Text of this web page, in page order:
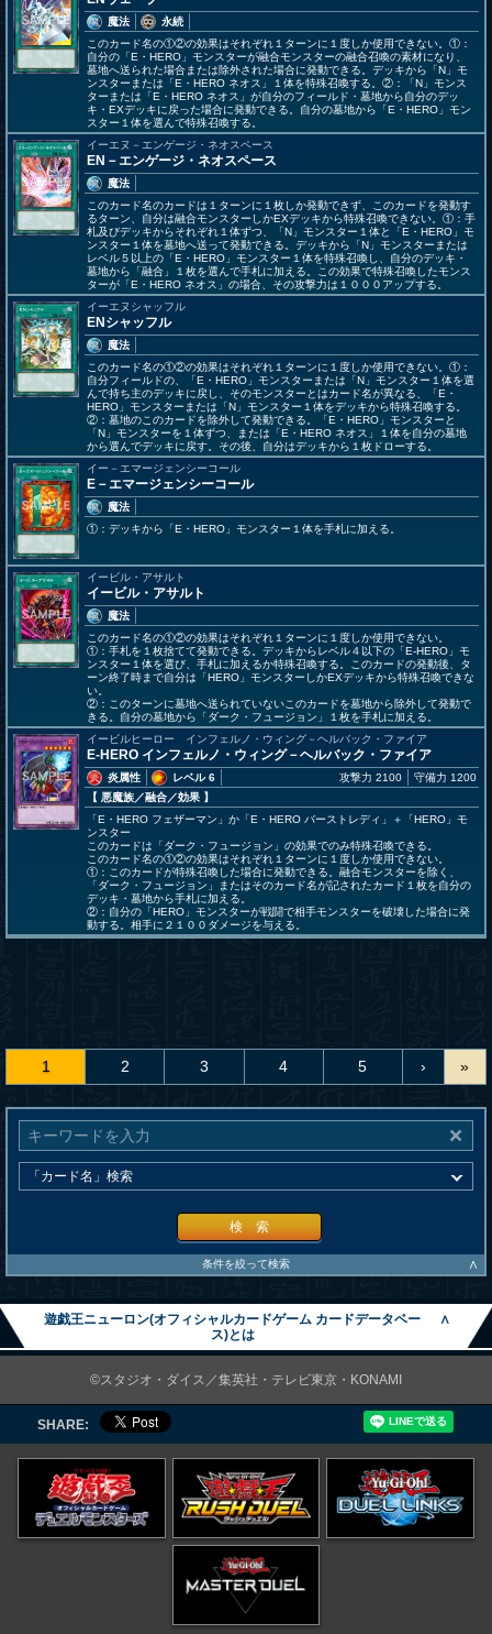
魔法
永続
このカード名の①②の効果はそれぞれ１ターンに１度しか使用できない。①：
自分の「E・HERO」モンスターが融合モンスターの融合召喚の素材になり、
墓地へ送られた場合または除外された場合に発動できる。デッキから「N」モ
ンスターまたは「E・HERO ネオス」１体を特殊召喚する。②：「N」モンス
ターまたは「E・HERO ネオス」が自分のフィールド・墓地から自分のデッ
キ・EXデッキに戻った場合に発動できる。自分の墓地から「E・HERO」モン
スター１体を選んで特殊召喚する。
イーエヌ－エンゲージ・ネオスペース
EN－エンゲージ・ネオスペース
魔法
このカード名のカードは１ターンに１枚しか発動できず、このカードを発動す
るターン、自分は融合モンスターしかEXデッキから特殊召喚できない。①：手
札及びデッキからそれぞれ１体ずつ、「N」モンスター１体と「E・HERO」モ
ンスター１体を墓地へ送って発動できる。デッキから「N」モンスターまたは
レベル５以上の「E・HERO」モンスター１体を特殊召喚し、自分のデッキ・
墓地から「融合」１枚を選んで手札に加える。この効果で特殊召喚したモンス
ターが「E・HERO ネオス」の場合、その攻撃力は１０００アップする。
イーエヌシャッフル
ENシャッフル
魔法
このカード名の①②の効果はそれぞれ１ターンに１度しか使用できない。①：
自分フィールドの、「E・HERO」モンスターまたは「N」モンスター１体を選
んで持ち主のデッキに戻し、そのモンスターとはカード名が異なる、「E・
HERO」モンスターまたは「N」モンスター１体をデッキから特殊召喚する。
②：墓地のこのカードを除外して発動できる。「E・HERO」モンスターと
「N」モンスターを１体ずつ、または「E・HERO ネオス」１体を自分の墓地
から選んでデッキに戻す。その後、自分はデッキから１枚ドローする。
イー－エマージェンシーコール
E－エマージェンシーコール
魔法
①：デッキから「E・HERO」モンスター１体を手札に加える。
イービル・アサルト
イービル・アサルト
魔法
このカード名の①②の効果はそれぞれ１ターンに１度しか使用できない。
①：手札を１枚捨てて発動できる。デッキからレベル４以下の「E-HERO」モ
ンスター１体を選び、手札に加えるか特殊召喚する。このカードの発動後、タ
ーン終了時まで自分は「HERO」モンスターしかEXデッキから特殊召喚できな
い。
②：このターンに墓地へ送られていないこのカードを墓地から除外して発動で
きる。自分の墓地から「ダーク・フュージョン」１枚を手札に加える。
イービルヒーロー インフェルノ・ウィング－ヘルバック・ファイア
E-HERO インフェルノ・ウィング－ヘルバック・ファイア
炎属性
レベル 6
【 悪魔族／融合／効果 】
攻撃力 2100 守備力 1200
「E・HERO フェザーマン」か「E・HERO バーストレディ」＋「HERO」モ
ンスター
このカードは「ダーク・フュージョン」の効果でのみ特殊召喚できる。
このカード名の①②の効果はそれぞれ１ターンに１度しか使用できない。
①：このカードが特殊召喚した場合に発動できる。融合モンスターを除く、
「ダーク・フュージョン」またはそのカード名が記されたカード１枚を自分の
デッキ・墓地から手札に加える。
②：自分の「HERO」モンスターが戦闘で相手モンスターを破壊した場合に発
動する。相手に２１００ダメージを与える。
1 2 3 4 5 › »
検 索
条件を絞って検索 ∧
遊戯王ニューロン(オフィシャルカードゲーム カードデータベー
ス)とは
∧
©スタジオ・ダイス／集英社・テレビ東京・KONAMI
SHARE: